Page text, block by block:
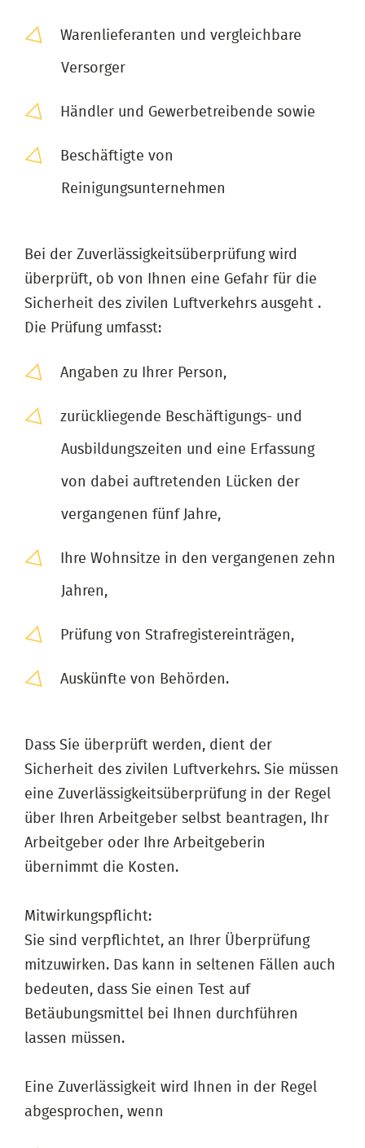
Warenlieferanten und vergleichbare
Versorger
Händler und Gewerbetreibende sowie
Beschäftigte von
Reinigungsunternehmen
Bei der Zuverlässigkeitsüberprüfung wird
überprüft, ob von Ihnen eine Gefahr für die
Sicherheit des zivilen Luftverkehrs ausgeht .
Die Prüfung umfasst:
Angaben zu Ihrer Person,
zurückliegende Beschäftigungs- und
Ausbildungszeiten und eine Erfassung
von dabei auftretenden Lücken der
vergangenen fünf Jahre,
Ihre Wohnsitze in den vergangenen zehn
Jahren,
Prüfung von Strafregistereinträgen,
Auskünfte von Behörden.
Dass Sie überprüft werden, dient der
Sicherheit des zivilen Luftverkehrs. Sie müssen
eine Zuverlässigkeitsüberprüfung in der Regel
über Ihren Arbeitgeber selbst beantragen, Ihr
Arbeitgeber oder Ihre Arbeitgeberin
übernimmt die Kosten.
Mitwirkungspflicht:
Sie sind verpflichtet, an Ihrer Überprüfung
mitzuwirken. Das kann in seltenen Fällen auch
bedeuten, dass Sie einen Test auf
Betäubungsmittel bei Ihnen durchführen
lassen müssen.
Eine Zuverlässigkeit wird Ihnen in der Regel
abgesprochen, wenn